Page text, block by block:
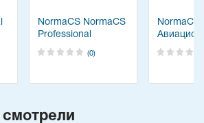
NormaCS NormaCS
Professional
(0)
NormaCS